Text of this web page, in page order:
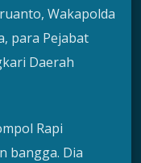
Wakapolda
para Pejabat
Daerah
Rapi
bangga. Dia